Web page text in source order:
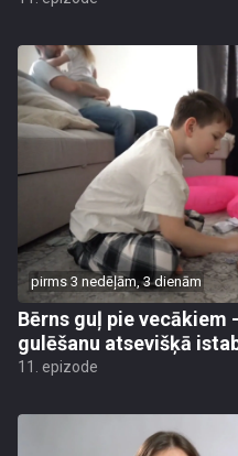
pirms 3 nedēļām, 3 dienām
Bērns guļ pie vecākiem
gulēšanu atsevišķā
11. epizode